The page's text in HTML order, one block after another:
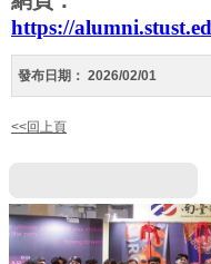
https://
發布日期： 2026/02/01
<<回上頁